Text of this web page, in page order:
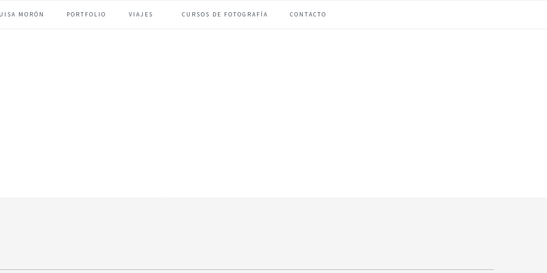
MORÓN PORTFOLIO VIAJES CURSOS DE FOTOGRAFÍA CONTACTO